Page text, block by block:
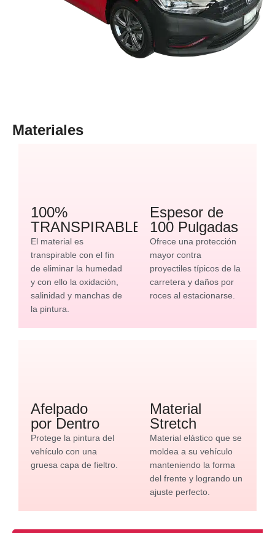
Materiales
100%
TRANSPIRABLE
El material es
transpirable con el fin
de eliminar la humedad
y con ello la oxidación,
salinidad y manchas de
la pintura.
Espesor de
100 Pulgadas
Ofrece una protección
mayor contra
proyectiles típicos de la
carretera y daños por
roces al estacionarse.
Afelpado
por Dentro
Protege la pintura del
vehículo con una
gruesa capa de fieltro.
Material
Stretch
Material elástico que se
moldea a su vehículo
manteniendo la forma
del frente y logrando un
ajuste perfecto.